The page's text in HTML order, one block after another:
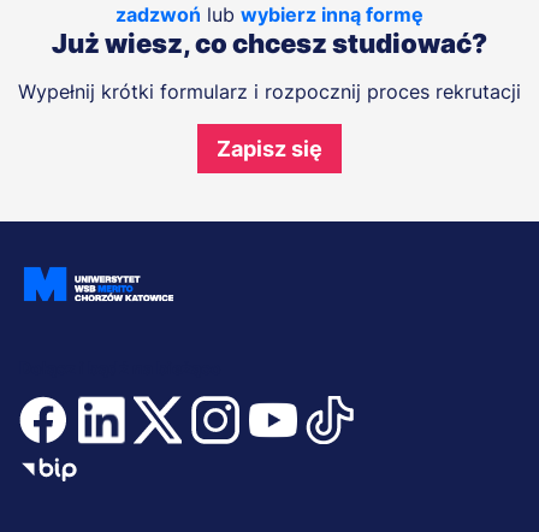
zadzwoń lub wybierz inną formę
Już wiesz, co chcesz studiować?
Wypełnij krótki formularz i rozpocznij proces rekrutacji
Zapisz się